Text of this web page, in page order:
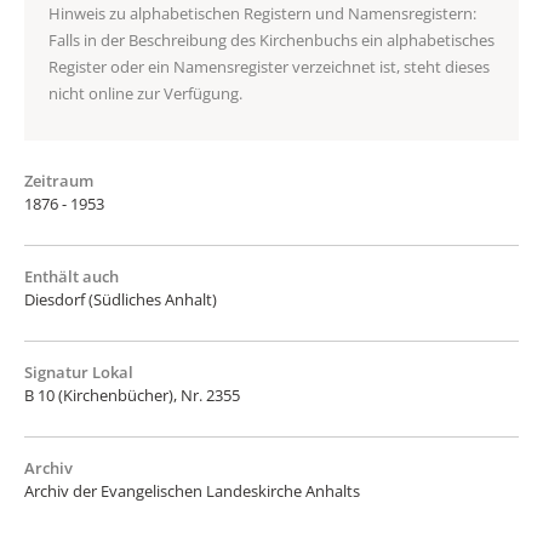
Hinweis zu alphabetischen Registern und Namensregistern:
Falls in der Beschreibung des Kirchenbuchs ein alphabetisches
Register oder ein Namensregister verzeichnet ist, steht dieses
nicht online zur Verfügung.
Zeitraum
1876 - 1953
Enthält auch
Diesdorf (Südliches Anhalt)
Signatur Lokal
B 10 (Kirchenbücher), Nr. 2355
Archiv
Archiv der Evangelischen Landeskirche Anhalts